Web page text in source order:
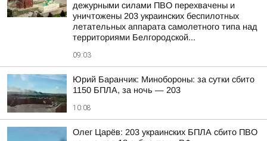
дежурными силами ПВО перехвачены и
уничтожены 203 украинских беспилотных
летательных аппарата самолетного типа над
территориями Белгородской...
09:03
Юрий Баранчик: Минобороны: за сутки сбито
1150 БПЛА, за ночь — 203
10:08
Олег Царёв: 203 украинских БПЛА сбито ПВО